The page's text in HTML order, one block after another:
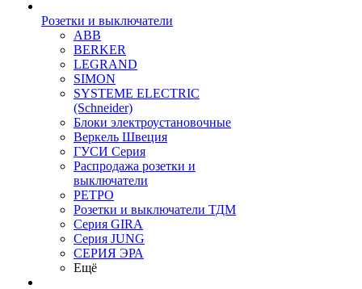
Розетки и выключатели
ABB
BERKER
LEGRAND
SIMON
SYSTEME ELECTRIC
(Schneider)
Блоки электроустановочные
Веркель Швеция
ГУСИ Серия
Распродажа розетки и
выключатели
РЕТРО
Розетки и выключатели ТДМ
Серия GIRA
Серия JUNG
СЕРИЯ ЭРА
Ещё